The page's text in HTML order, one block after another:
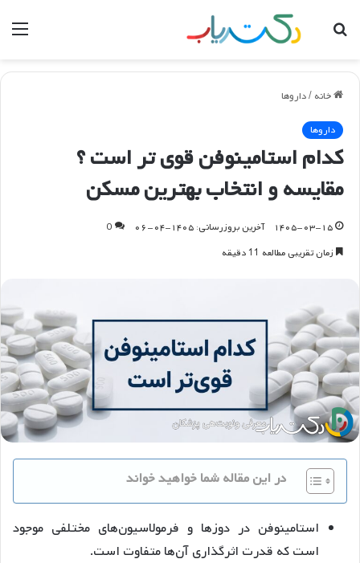
جستجو
خانه /داروها
داروها
کدام استامینوفن قوی تر است ؟
مقایسه و انتخاب بهترین مسکن
۱۴۰۵-۰۳-۱۵ آخرین بروزرسانی: ۱۴۰۵-۰۴-۰۶
0
زمان تقریبی مطالعه 11 دقیقه
در این مقاله شما خواهید خواند
استامینوفن در دوزها و فرمولاسیون‌های مختلفی موجود
است که قدرت اثرگذاری آن‌ها متفاوت است.